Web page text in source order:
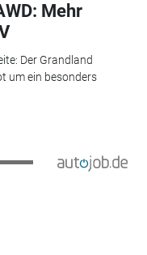
Mehr
Der Grandland
um ein besonders